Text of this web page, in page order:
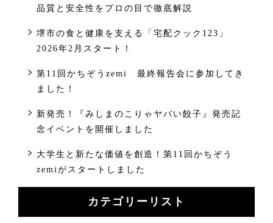
品質と安全性をプロの目で徹底解説
堺市の食と健康を支える「宅配クック123」
2026年2月スタート！
第11回かちぞうzemi 最終報告会に参加してき
ました！
新発売！『みしまのこりゃヤバい餃子』発売記
念イベントを開催しました
大学生と新たな価値を創造！第11回かちぞう
zemiがスタートしました
カテゴリーリスト